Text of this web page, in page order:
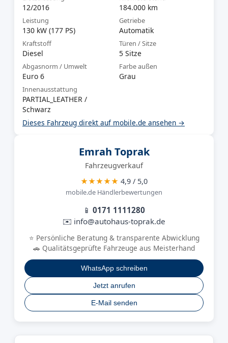
12/2016 184.000 km
Leistung
130 kW (177 PS)
Getriebe
Automatik
Kraftstoff
Diesel
Türen / Sitze
5 Sitze
Abgasnorm / Umwelt
Euro 6
Farbe außen
Grau
Innenausstattung
PARTIAL_LEATHER /
Schwarz
Dieses Fahrzeug direkt auf mobile.de ansehen →
Emrah Toprak
Fahrzeugverkauf
★★★★★ 4,9 / 5,0
mobile.de Händlerbewertungen
📱 0171 1111280
✉️ info@autohaus-toprak.de
⭐ Persönliche Beratung & transparente Abwicklung
🚗 Qualitätsgeprüfte Fahrzeuge aus Meisterhand
WhatsApp schreiben
Jetzt anrufen
E-Mail senden